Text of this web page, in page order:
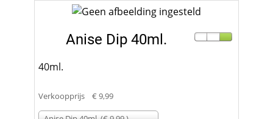
Anise Dip 40ml.
40ml.
Verkoopprijs € 9,99